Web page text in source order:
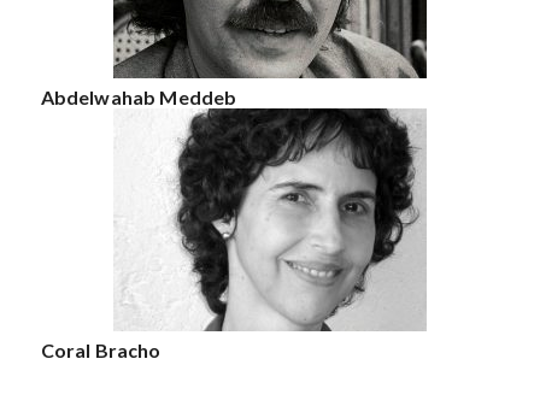
Abdelwahab Meddeb
Coral Bracho